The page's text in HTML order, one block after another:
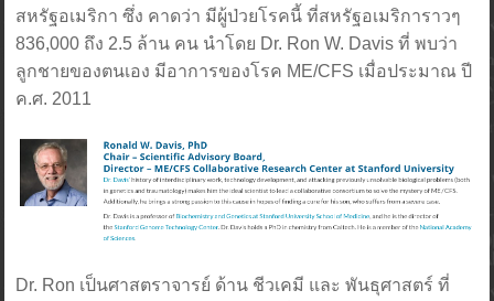
สหรัฐอเมริกา ซึ่ง คาดว่า มีผู้ป่วยโรคนี้ ที่สหรัฐอเมริการาวๆ
836,000 ถึง 2.5 ล้าน คน นำโดย Dr. Ron W. Davis ที่ พบว่า
ลูกชายของตนเอง มีอาการของโรค ME/CFS เมื่อประมาณ ปี
ค.ศ. 2011
Dr. Ron เป็นศาสตราจารย์ ด้าน ชีวเคมี และ พันธุศาสตร์ ที่